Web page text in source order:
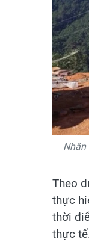
Nhân
Theo
thực
thời
thực